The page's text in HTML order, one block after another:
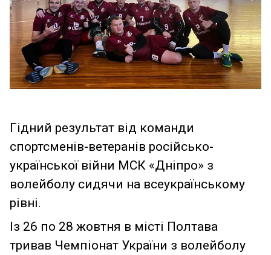
Гідний результат від команди
спортсменів-ветеранів російсько-
української війни МСК «Дніпро» з
волейболу сидячи на всеукраїнському
рівні.
Із 26 по 28 жовтня в місті Полтава
тривав Чемпіонат України з волейболу